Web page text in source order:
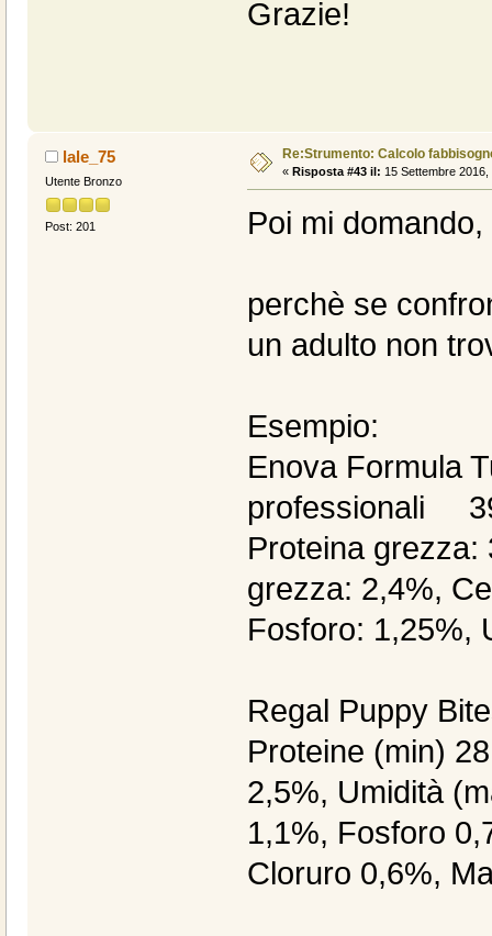
Grazie!
lale_75
Utente Bronzo
Post: 201
Re:Strumento: Calcolo
« Risposta #43 il: 15 Settembre 2016,
Poi mi domando,
perchè se
un adulto non
Esempio:
Enova Formula
professionali
Proteina
grezza: 2,4%,
Fosforo: 1,25%,
Regal Puppy
Proteine (min)
2,5%, Umidità
1,1%, Fosforo
Cloruro 0,6%,